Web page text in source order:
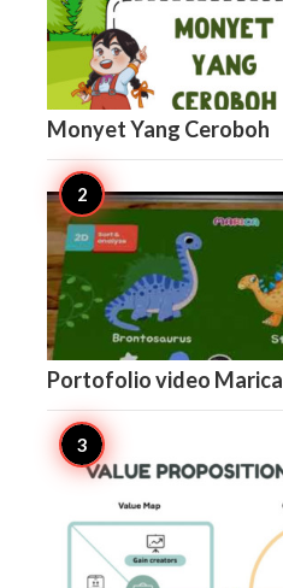
Monyet Yang Ceroboh
Portofolio video Marica